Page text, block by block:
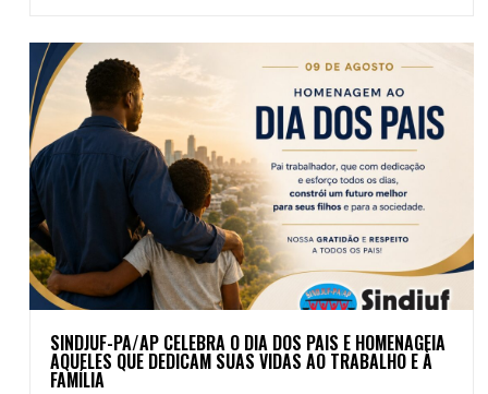
SINDJUF-PA/AP CELEBRA O DIA DOS PAIS E HOMENAGEIA
AQUELES QUE DEDICAM SUAS VIDAS AO TRABALHO E À
FAMÍLIA